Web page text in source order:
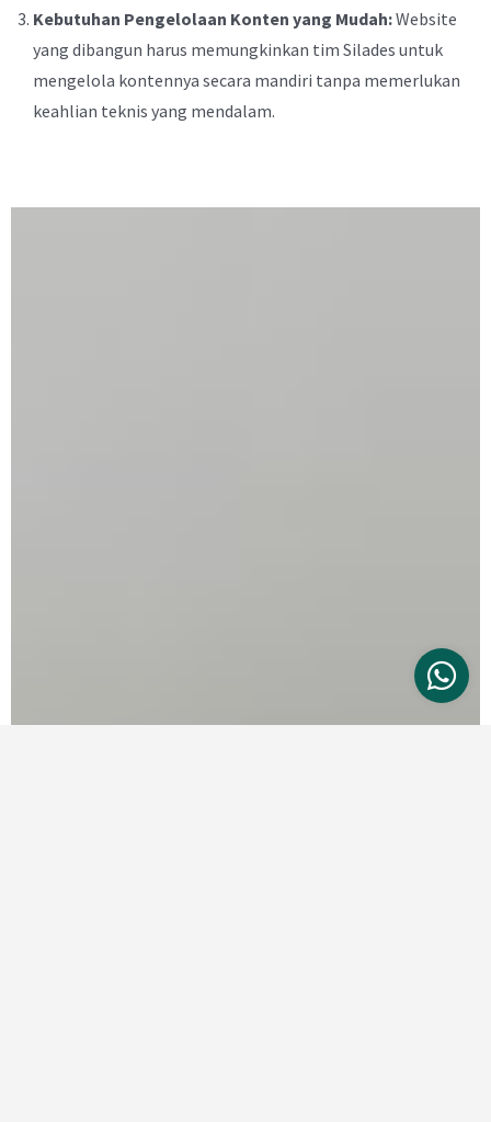
Kebutuhan Pengelolaan Konten yang Mudah:Website
yang dibangun harus memungkinkan tim Silades untuk
mengelola kontennya secara mandiri tanpa memerlukan
keahlian teknis yang mendalam.